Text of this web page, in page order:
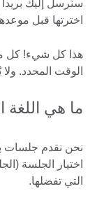
سنرسل إليك بريداً
اخترتها قبل
هذا كل شيء! كل
الوقت المحدد.
ما هي اللغة
نحن نقدم جلسات
اختيار الجلسة
التي تفضلها.